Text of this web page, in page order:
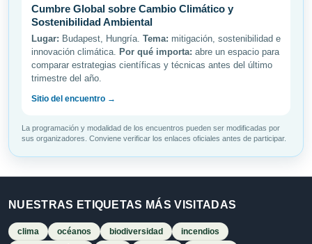
Cumbre Global sobre Cambio Climático y
Sostenibilidad Ambiental
Lugar: Budapest, Hungría. Tema: mitigación, sostenibilidad e
innovación climática. Por qué importa: abre un espacio para
comparar estrategias científicas y técnicas antes del último
trimestre del año.
Sitio del encuentro →
La programación y modalidad de los encuentros pueden ser modificadas por
sus organizadores. Conviene verificar los enlaces oficiales antes de participar.
NUESTRAS ETIQUETAS MÁS VISITADAS
clima océanos biodiversidad
incendios